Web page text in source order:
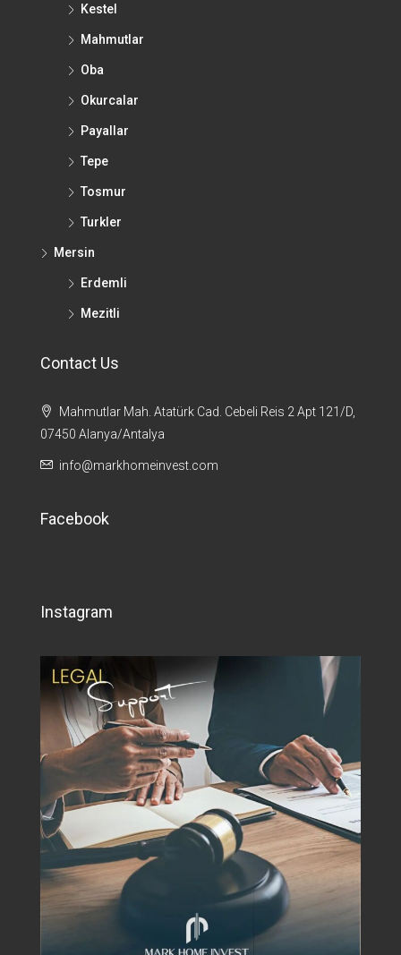
Kestel
Mahmutlar
Oba
Okurcalar
Payallar
Tepe
Tosmur
Turkler
Mersin
Erdemli
Mezitli
Contact Us
Mahmutlar Mah. Atatürk Cad. Cebeli Reis 2 Apt 121/D,
07450 Alanya/Antalya
info@markhomeinvest.com
Facebook
Instagram